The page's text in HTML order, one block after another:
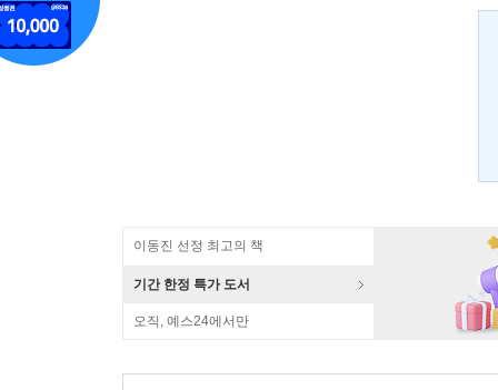
이동진 선정 최고의 책
기간 한정 특가 도서
오직, 예스24에서만